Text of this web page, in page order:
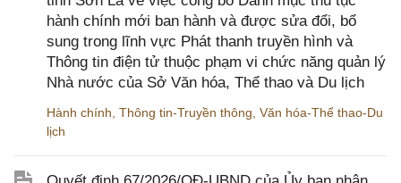
hành chính mới ban hành và được sửa đổi, bổ
sung trong lĩnh vực Phát thanh truyền hình và
Thông tin điện tử thuộc phạm vi chức năng quản lý
Nhà nước của Sở Văn hóa, Thể thao và Du lịch
Hành chính Thông tin-Truyền thông Văn hóa-Thể thao-Du
lịch